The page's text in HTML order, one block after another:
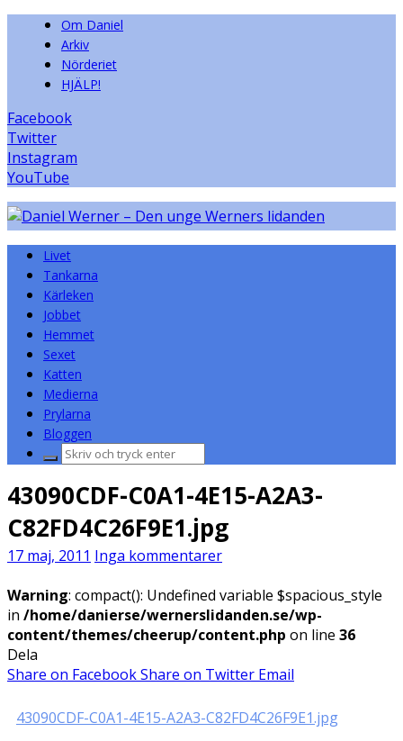
Om Daniel
Arkiv
Nörderiet
HJÄLP!
Facebook
Twitter
Instagram
YouTube
Livet
Tankarna
Kärleken
Jobbet
Hemmet
Sexet
Katten
Medierna
Prylarna
Bloggen
Sök
43090CDF-C0A1-4E15-A2A3-
C82FD4C26F9E1.jpg
17 maj, 2011 Inga kommentarer
Warning: compact(): Undefined variable $spacious_style
in /home/danierse/wernerslidanden.se/wp-
content/themes/cheerup/content.php on line 36
Dela
Share on FacebookShare on Twitter Email
43090CDF-C0A1-4E15-A2A3-C82FD4C26F9E1.jpg